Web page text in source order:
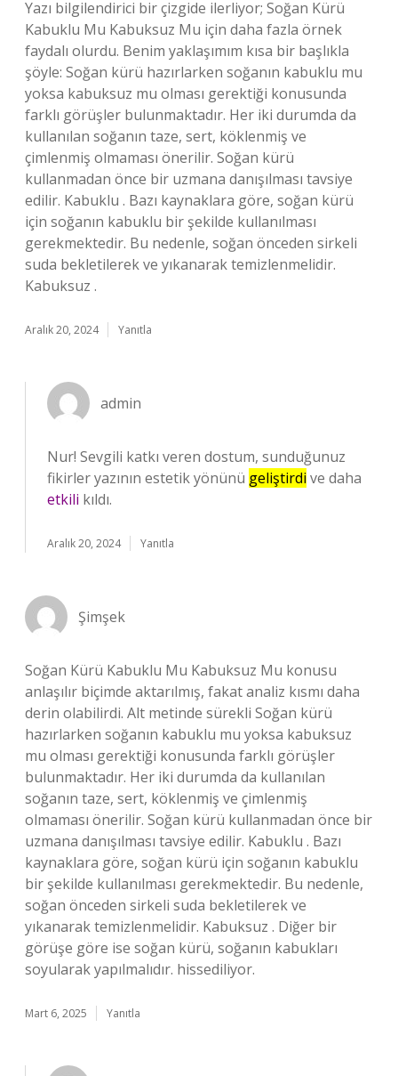
Yazı bilgilendirici bir çizgide ilerliyor; Soğan Kürü
Kabuklu Mu Kabuksuz Mu için daha fazla örnek
faydalı olurdu. Benim yaklaşımım kısa bir başlıkla
şöyle: Soğan kürü hazırlarken soğanın kabuklu mu
yoksa kabuksuz mu olması gerektiği konusunda
farklı görüşler bulunmaktadır. Her iki durumda da
kullanılan soğanın taze, sert, köklenmiş ve
çimlenmiş olmaması önerilir. Soğan kürü
kullanmadan önce bir uzmana danışılması tavsiye
edilir. Kabuklu . Bazı kaynaklara göre, soğan kürü
için soğanın kabuklu bir şekilde kullanılması
gerekmektedir. Bu nedenle, soğan önceden sirkeli
suda bekletilerek ve yıkanarak temizlenmelidir.
Kabuksuz .
Aralık 20, 2024 Yanıtla
admin
Nur! Sevgili katkı veren dostum, sunduğunuz
fikirler yazının estetik yönünü geliştirdi ve daha
etkili kıldı.
Aralık 20, 2024 Yanıtla
Şimşek
Soğan Kürü Kabuklu Mu Kabuksuz Mu konusu
anlaşılır biçimde aktarılmış, fakat analiz kısmı daha
derin olabilirdi. Alt metinde sürekli Soğan kürü
hazırlarken soğanın kabuklu mu yoksa kabuksuz
mu olması gerektiği konusunda farklı görüşler
bulunmaktadır. Her iki durumda da kullanılan
soğanın taze, sert, köklenmiş ve çimlenmiş
olmaması önerilir. Soğan kürü kullanmadan önce bir
uzmana danışılması tavsiye edilir. Kabuklu . Bazı
kaynaklara göre, soğan kürü için soğanın kabuklu
bir şekilde kullanılması gerekmektedir. Bu nedenle,
soğan önceden sirkeli suda bekletilerek ve
yıkanarak temizlenmelidir. Kabuksuz . Diğer bir
görüşe göre ise soğan kürü, soğanın kabukları
soyularak yapılmalıdır. hissediliyor.
Mart 6, 2025 Yanıtla